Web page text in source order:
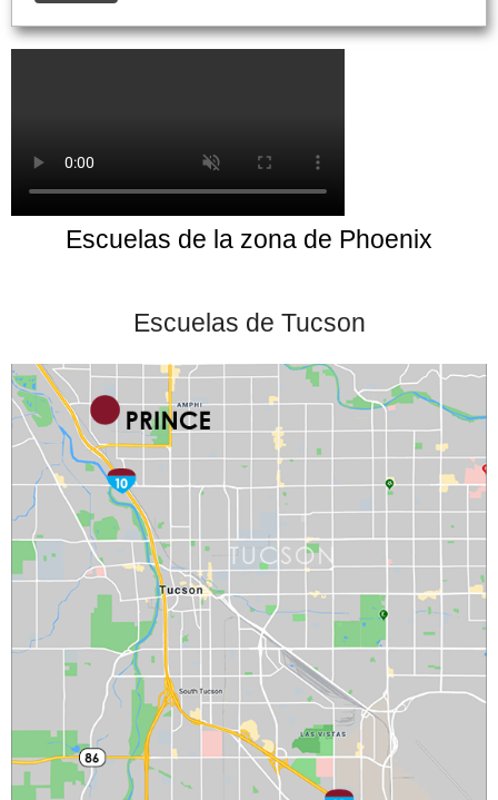
Escuelas de la zona de Phoenix
Escuelas de Tucson